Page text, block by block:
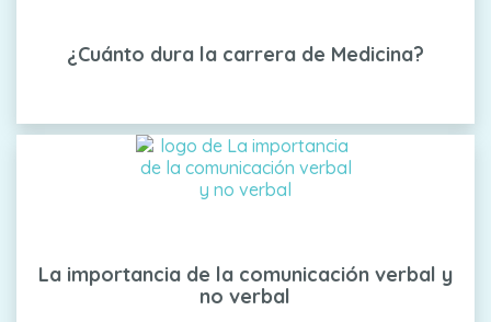
¿Cuánto dura la carrera de Medicina?
La importancia de la comunicación verbal y
no verbal